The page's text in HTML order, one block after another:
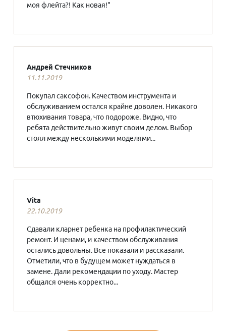
моя флейта?! Как новая!"
Андрей Стечников
11.11.2019
Покупал саксофон. Качеством инструмента и
обслуживанием остался крайне доволен. Никакого
втюхивания товара, что подороже. Видно, что
ребята действительно живут своим делом. Выбор
стоял между несколькими моделями...
Vita
22.10.2019
Сдавали кларнет ребенка на профилактический
ремонт. И ценами, и качеством обслуживания
остались довольны. Все показали и рассказали.
Отметили, что в будущем может нуждаться в
замене. Дали рекомендации по уходу. Мастер
общался очень корректно...